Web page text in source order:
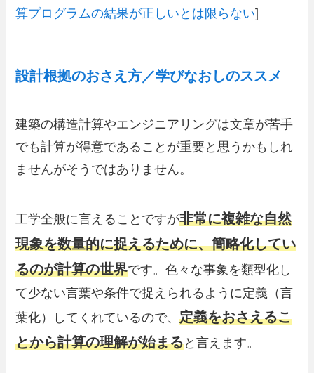
算プログラムの結果が正しいとは限らない]
設計根拠のおさえ方／学びなおしのススメ
建築の構造計算やエンジニアリングは文章が苦手
でも計算が得意であることが重要と思うかもしれ
ませんがそうではありません。
工学全般に言えることですが非常に複雑な自然
現象を数量的に捉えるために、簡略化してい
るのが計算の世界です。色々な事象を類型化し
て少ない言葉や条件で捉えられるように定義（言
葉化）してくれているので、定義をおさえるこ
とから計算の理解が始まると言えます。